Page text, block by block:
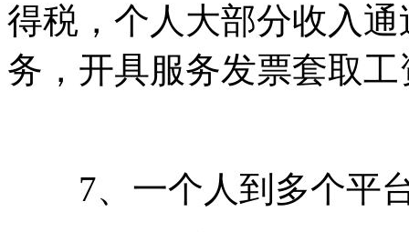
得税，个人大部分收入
务，开具服务发票套取
7、一个人到多个平